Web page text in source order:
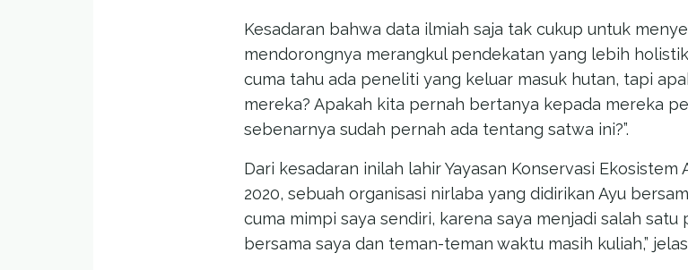
Kesadaran bahwa data ilmiah saja tak cukup untuk
mendorongnya merangkul pendekatan yang lebih
cuma tahu ada peneliti yang keluar masuk hutan, tapi
mereka? Apakah kita pernah bertanya kepada mereka
sebenarnya sudah pernah ada tentang satwa ini?”.
Dari kesadaran inilah lahir Yayasan Konservasi Ekosistem
2020, sebuah organisasi nirlaba yang didirikan Ayu
cuma mimpi saya sendiri, karena saya menjadi salah
bersama saya dan teman-teman waktu masih kuliah,” jelas